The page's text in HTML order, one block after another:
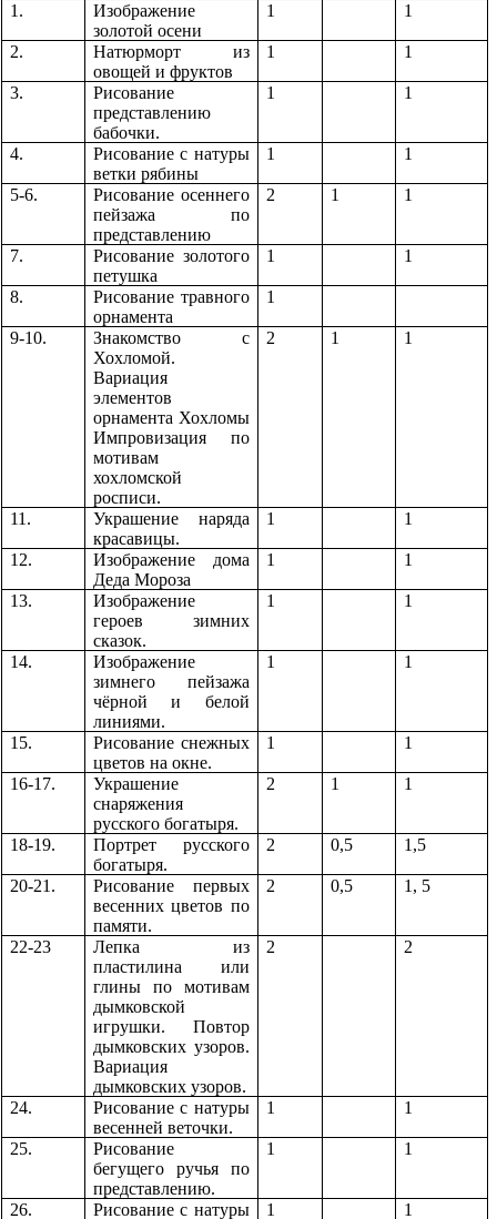
1.
Изображение
золотой осени
1 1
2.
Натюрморт из
овощей и фруктов
1 1
3.
Рисование
представлению
бабочки.
1 1
4.
Рисование с натуры
ветки рябины
1 1
5-6.
Рисование осеннего
пейзажа по
представлению
2 1 1
7.
Рисование золотого
петушка
1 1
8.
Рисование травного
орнамента
1
9-10.
Знакомство с
Хохломой.
Вариация
элементов
орнамента Хохломы
Импровизация по
мотивам
хохломской
росписи.
2 1 1
11.
Украшение наряда
красавицы.
1 1
12.
Изображение дома
Деда Мороза
1 1
13.
Изображение
героев зимних
сказок.
1 1
14.
Изображение
зимнего пейзажа
чёрной и белой
линиями.
1 1
15.
Рисование снежных
цветов на окне.
1 1
16-17.
Украшение
снаряжения
русского богатыря.
2 1 1
18-19.
Портрет русского
богатыря.
2 0,5 1,5
20-21.
Рисование первых
весенних цветов по
памяти.
2 0,5 1, 5
22-23
Лепка из
пластилина или
глины по мотивам
дымковской
игрушки. Повтор
дымковских узоров.
Вариация
дымковских узоров.
2 2
24.
Рисование с натуры
весенней веточки.
1 1
25.
Рисование
бегущего ручья по
представлению.
1 1
26. Рисование с натуры 1 1